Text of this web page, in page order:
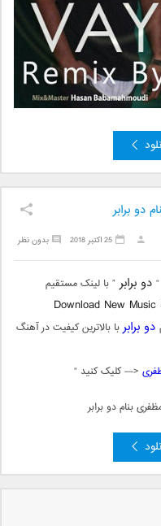
دو برابر
بدون نظر 25 اکتبر 2018
دو برابر ” با لینک مستقیم
Download New
دو برابربا بالاترین کیفیت در آهنگ
<— کلیک کنید “